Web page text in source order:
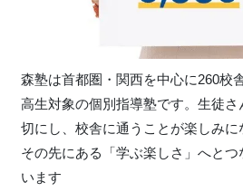
森塾は首都圏・関西を中心に260校
高生対象の個別指導塾です。生徒
切にし、校舎に通うことが楽しみに
その先にある「学ぶ楽しさ」へと
います